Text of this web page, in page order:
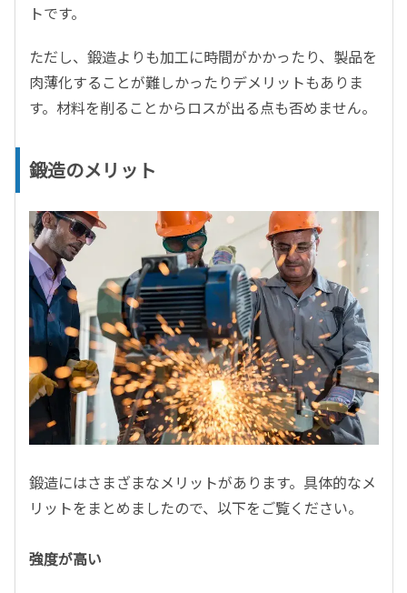
トです。
ただし、鍛造よりも加工に時間がかかったり、製品を
肉薄化することが難しかったりデメリットもありま
す。材料を削ることからロスが出る点も否めません。
鍛造のメリット
鍛造にはさまざまなメリットがあります。具体的なメ
リットをまとめましたので、以下をご覧ください。
強度が高い